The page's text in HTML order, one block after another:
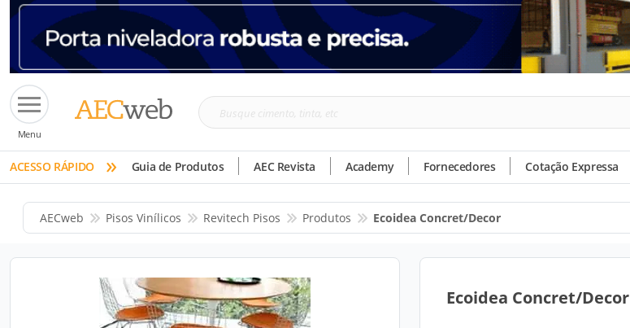
Menu
Busque
tinta,
etc
ACESSO RÁPIDO » Guia de Produtos AEC Revista Academy Fornecedores Cotação Expressa
AECweb Pisos Vinílicos Revitech Pisos Produtos Ecoidea Concret/Decor
Ecoidea Concret/Decor